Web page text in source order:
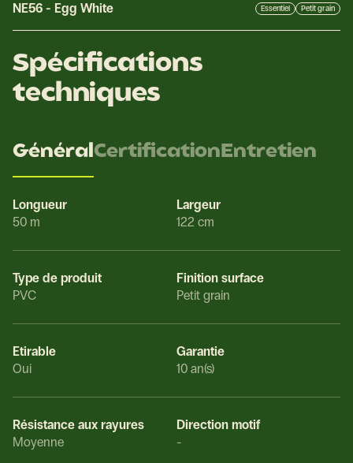
NE56 - Egg White Essentiel Petit grain
Spécifications
techniques
GénéralCertificationEntretien
Longueur
50 m
Largeur
122 cm
Type de produit
PVC
Finition surface
Petit grain
Etirable
Oui
Garantie
10 an(s)
Résistance aux rayures
Moyenne
Direction motif
-